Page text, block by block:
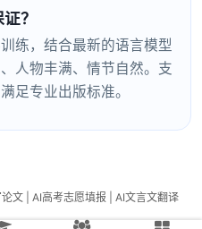
？
练，结合最新的语言模型
人物丰满、情节自然。支
足专业出版标准。
文 AI高考志愿填报
AI文言文翻译